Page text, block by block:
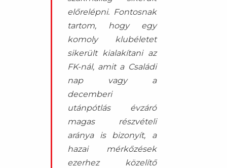
előrelépni. Fontosnak
tartom, hogy egy
komoly klubéletet
sikerült kialakítani az
FK-nál, amit a Családi
nap vagy a
decemberi
utánpótlás évzáró
magas részvételi
aránya is bizonyít, a
hazai mérkőzések
ezerhez közelítő